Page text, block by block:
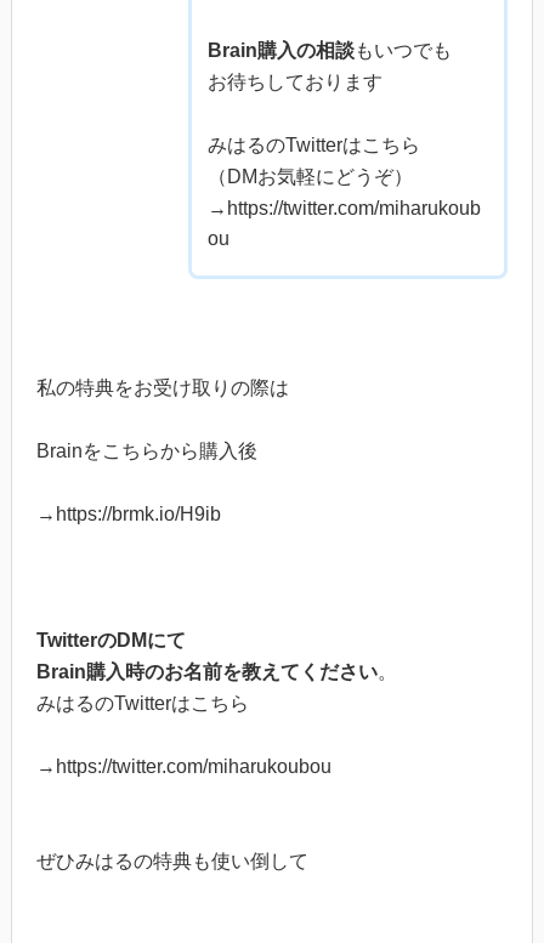
Brain購入の相談もいつでも
お待ちしております
みはるのTwitterはこちら
（DMお気軽にどうぞ）
→https://twitter.com/miharukoub
ou
私の特典をお受け取りの際は
Brainをこちらから購入後
→https://brmk.io/H9ib
TwitterのDMにて
Brain購入時のお名前を教えてください。
みはるのTwitterはこちら
→https://twitter.com/miharukoubou
ぜひみはるの特典も使い倒して